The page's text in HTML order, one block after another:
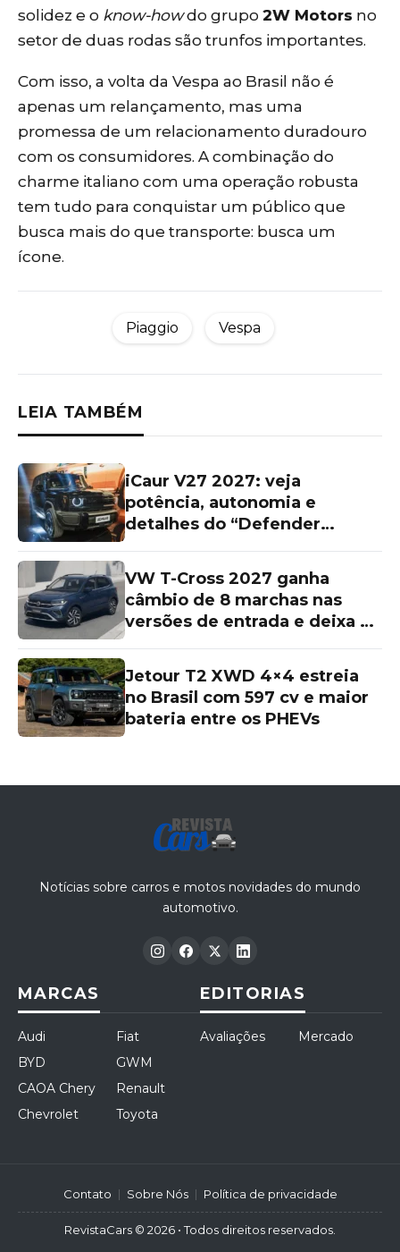
solidez e o know-howdo grupo 2W Motors no
setor de duas rodas são trunfos importantes.
Com isso, a volta da Vespa ao Brasil não é
apenas um relançamento, mas uma
promessa de um relacionamento duradouro
com os consumidores. A combinação do
charme italiano com uma operação robusta
tem tudo para conquistar um público que
busca mais do que transporte: busca um
ícone.
Piaggio Vespa
LEIA TAMBÉM
iCaur V27 2027: veja
potência, autonomia e
detalhes do “Defender
VW T-Cross 2027 ganha
câmbio de 8 marchas nas
versões de entrada e deixa as
Jetour T2 XWD 4×4 estreia
no Brasil com 597 cv e maior
bateria entre os PHEVs
Notícias sobre carros e motos novidades do mundo
automotivo.
MARCAS
Audi
BYD
CAOA Chery
Chevrolet
Fiat
GWM
Renault
Toyota
EDITORIAS
Avaliações Mercado
RevistaCars © 2026 • Todos direitos reservados.
Contato Sobre Nós Política de privacidade